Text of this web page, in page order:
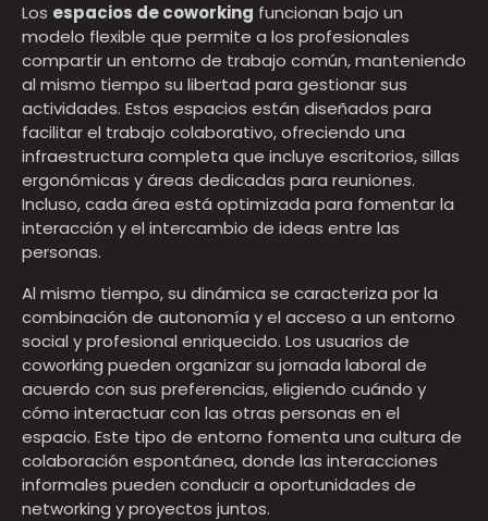
Los espacios de coworking funcionan bajo un
modelo flexible que permite a los profesionales
compartir un entorno de trabajo común, manteniendo
al mismo tiempo su libertad para gestionar sus
actividades. Estos espacios están diseñados para
facilitar el trabajo colaborativo, ofreciendo una
infraestructura completa que incluye escritorios, sillas
ergonómicas y áreas dedicadas para reuniones.
Incluso, cada área está optimizada para fomentar la
interacción y el intercambio de ideas entre las
personas.
Al mismo tiempo, su dinámica se caracteriza por la
combinación de autonomía y el acceso a un entorno
social y profesional enriquecido. Los usuarios de
coworking pueden organizar su jornada laboral de
acuerdo con sus preferencias, eligiendo cuándo y
cómo interactuar con las otras personas en el
espacio. Este tipo de entorno fomenta una cultura de
colaboración espontánea, donde las interacciones
informales pueden conducir a oportunidades de
networking y proyectos juntos.